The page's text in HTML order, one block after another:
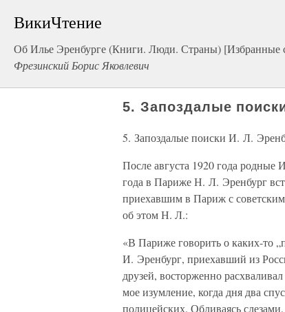
ВикиЧтение
Об Илье Эренбурге (Книги. Люди. Страны) [Избранные
Фрезинский Борис Яковлевич
5. Запоздалые
5. Запоздалые поиски И. Л.
После августа 1920 года
года в Париже Н. Л. Эренбург
приехавшим в Париж с
об этом Н. Л.:
«В Париже говорить о каких-то
И. Эренбург, приехавший из
друзей, восторженно
мое изумление, когда дня два
полицейских. Обливаясь